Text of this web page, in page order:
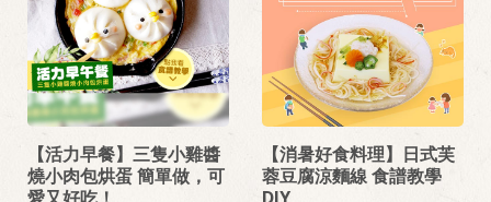
【活力早餐】三隻小雞醬
燒小肉包烘蛋 簡單做，可
【消暑好食料理】日式芙
蓉豆腐涼麵線 食譜教學